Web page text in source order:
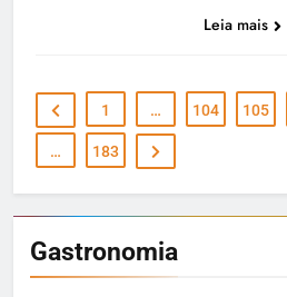
Gastronomia
Leia mais
1 … 104 105
… 183